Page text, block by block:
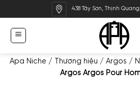
qua
dung
438 Tây Sơn, Thịnh
Apa Niche / Thương hiệu / Argos /
Argos Argos Pour